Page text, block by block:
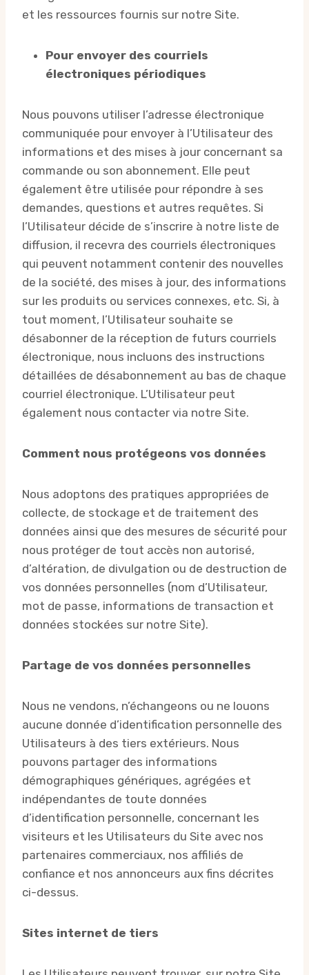
et les ressources fournis sur notre Site.
Pour envoyer des courriels
électroniques périodiques
Nous pouvons utiliser l’adresse électronique
communiquée pour envoyer à l’Utilisateur des
informations et des mises à jour concernant sa
commande ou son abonnement. Elle peut
également être utilisée pour répondre à ses
demandes, questions et autres requêtes. Si
l’Utilisateur décide de s’inscrire à notre liste de
diffusion, il recevra des courriels électroniques
qui peuvent notamment contenir des nouvelles
de la société, des mises à jour, des informations
sur les produits ou services connexes, etc. Si, à
tout moment, l’Utilisateur souhaite se
désabonner de la réception de futurs courriels
électronique, nous incluons des instructions
détaillées de désabonnement au bas de chaque
courriel électronique. L’Utilisateur peut
également nous contacter via notre Site.
Comment nous protégeons vos données
Nous adoptons des pratiques appropriées de
collecte, de stockage et de traitement des
données ainsi que des mesures de sécurité pour
nous protéger de tout accès non autorisé,
d’altération, de divulgation ou de destruction de
vos données personnelles (nom d’Utilisateur,
mot de passe, informations de transaction et
données stockées sur notre Site).
Partage de vos données personnelles
Nous ne vendons, n’échangeons ou ne louons
aucune donnée d’identification personnelle des
Utilisateurs à des tiers extérieurs. Nous
pouvons partager des informations
démographiques génériques, agrégées et
indépendantes de toute données
d’identification personnelle, concernant les
visiteurs et les Utilisateurs du Site avec nos
partenaires commerciaux, nos affiliés de
confiance et nos annonceurs aux fins décrites
ci-dessus.
Sites internet de tiers